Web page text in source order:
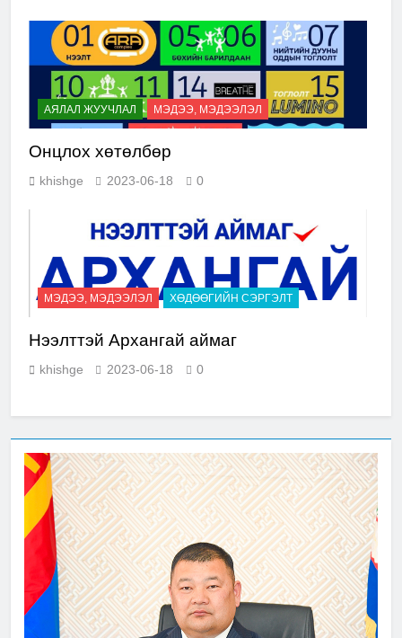
АЯЛАЛ ЖУУЧЛАЛ МЭДЭЭ, МЭДЭЭЛЭЛ
Онцлох хөтөлбөр
khishge 2023-06-18 0
МЭДЭЭ, МЭДЭЭЛЭЛ ХӨДӨӨГИЙН СЭРГЭЛТ
Нээлттэй Архангай аймаг
khishge 2023-06-18 0